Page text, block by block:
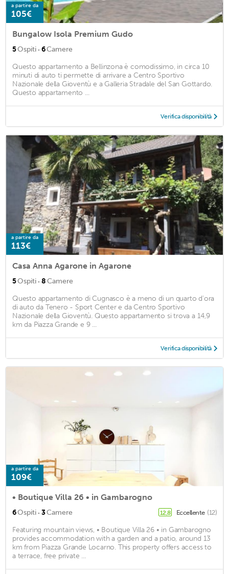
a partire da
105€
Bungalow Isola Premium Gudo
5Ospiti · 6Camere
Questo appartamento a Bellinzona è comodissimo, in circa 10
minuti di auto ti permette di arrivare a Centro Sportivo
Nazionale della Gioventù e a Galleria Stradale del San Gottardo.
Questo appartamento ...
Verifica disponibilità
a partire da
113€
Casa Anna Agarone in Agarone
5Ospiti · 8Camere
Questo appartamento di Cugnasco è a meno di un quarto d'ora
di auto da Tenero - Sport Center e da Centro Sportivo
Nazionale della Gioventù. Questo appartamento si trova a 14,9
km da Piazza Grande e 9 ...
Verifica disponibilità
a partire da
109€
• Boutique Villa 26 • in Gambarogno
6Ospiti · 3Camere 12,8 Eccellente (12)
Featuring mountain views, • Boutique Villa 26 • in Gambarogno
provides accommodation with a garden and a patio, around 13
km from Piazza Grande Locarno. This property offers access to
a terrace, free private ...